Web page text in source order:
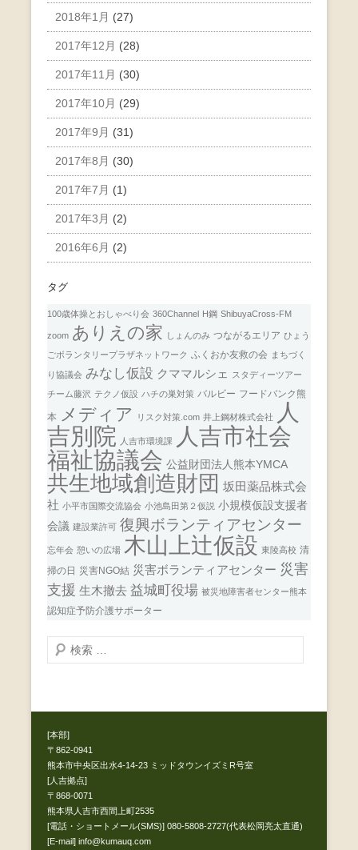
2018年1月 (27)
2017年12月 (28)
2017年11月 (30)
2017年10月 (29)
2017年9月 (31)
2017年8月 (30)
2017年7月 (1)
2017年3月 (2)
2016年6月 (2)
タグ
100歳体操とおしゃべり会 360Channel H鋼 ShibuyaCross-FM
zoom ありえの家 しょんのみ つながるエリア ひょう
ごボランタリープラザネットワーク ふくおか友救の会 まちづく
り協議会 みなし仮設 クママルシェ
スタディーツアー
チーム藤沢 テクノ仮設 ハチの巣対策 バルビー フードバンク熊
本 メディア リスク対策.com 井上鋼材株式会社
人
吉別院
人吉市環境課
人吉市社会
福祉協議会 公益財団法人熊本YMCA
共生地域創造財団 坂田薬品株式会
社 小平市国際交流協会 小池島田第２仮説 小規模仮設支援者
会議 建設業許可 復興ボランティアセンター
忘年会 憩いの広場 木山上辻仮設 東陵高校 清
掃の日 災害NGO結 災害ボランティアセンター 災害
支援 生木撤去 益城町役場 被災地障害者センター熊本
認知症予防介護サポーター
検
索
[本部]
〒862-0941
熊本市中央区出水4-14-23 ミッドタウンイズミR号室
[人吉拠点]
〒868-0071
熊本県人吉市西間上町2535
[電話・ショートメール(SMS)] 080-5808-2727(代表松岡亮太直通)
[E-mail] info@kumauq.com